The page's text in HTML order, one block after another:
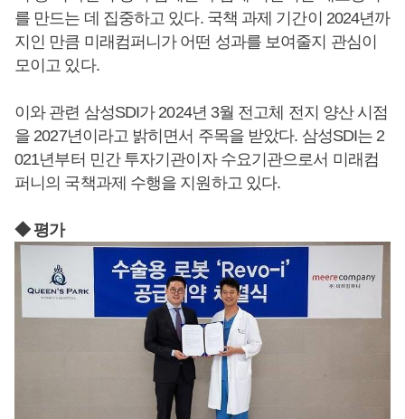
를 만드는 데 집중하고 있다. 국책 과제 기간이 2024년까
지인 만큼 미래컴퍼니가 어떤 성과를 보여줄지 관심이
모이고 있다.
이와 관련 삼성SDI가 2024년 3월 전고체 전지 양산 시점
을 2027년이라고 밝히면서 주목을 받았다. 삼성SDI는 2
021년부터 민간 투자기관이자 수요기관으로서 미래컴
퍼니의 국책과제 수행을 지원하고 있다.
◆ 평가